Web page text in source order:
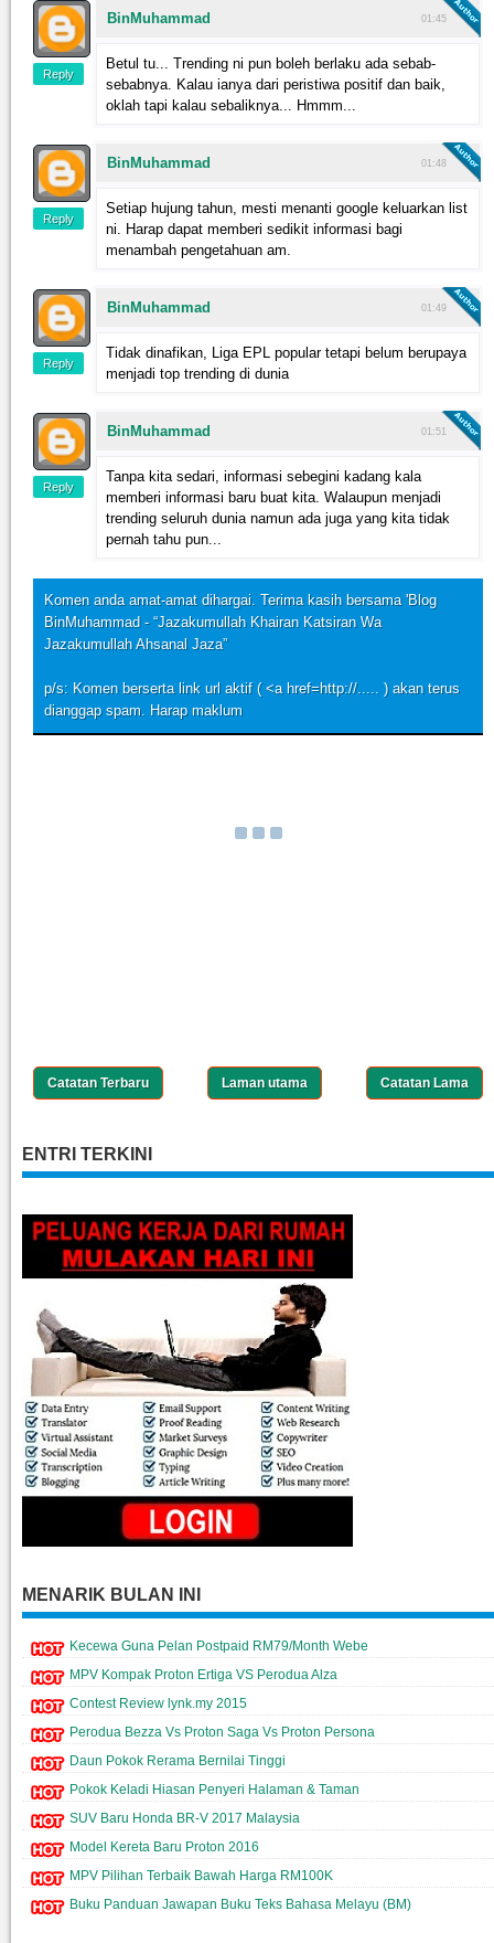
Reply
BinMuhammad 01:45
Betul tu... Trending ni pun boleh berlaku ada sebab-
sebabnya. Kalau ianya dari peristiwa positif dan baik,
oklah tapi kalau sebaliknya... Hmmm...
Reply
BinMuhammad 01:48
Setiap hujung tahun, mesti menanti google keluarkan list
ni. Harap dapat memberi sedikit informasi bagi
menambah pengetahuan am.
Reply
BinMuhammad 01:49
Tidak dinafikan, Liga EPL popular tetapi belum berupaya
menjadi top trending di dunia
Reply
BinMuhammad 01:51
Tanpa kita sedari, informasi sebegini kadang kala
memberi informasi baru buat kita. Walaupun menjadi
trending seluruh dunia namun ada juga yang kita tidak
pernah tahu pun...
Komen anda amat-amat dihargai. Terima kasih bersama 'Blog
BinMuhammad - “Jazakumullah Khairan Katsiran Wa
Jazakumullah Ahsanal Jaza”
p/s: Komen berserta link url aktif ( <a href=http://..... ) akan terus
dianggap spam. Harap maklum
Catatan Terbaru Catatan Lama
Laman utama
ENTRI TERKINI
MENARIK BULAN INI
Kecewa Guna Pelan Postpaid RM79/Month Webe
MPV Kompak Proton Ertiga VS Perodua Alza
Contest Review lynk.my 2015
Perodua Bezza Vs Proton Saga Vs Proton Persona
Daun Pokok Rerama Bernilai Tinggi
Pokok Keladi Hiasan Penyeri Halaman & Taman
SUV Baru Honda BR-V 2017 Malaysia
Model Kereta Baru Proton 2016
MPV Pilihan Terbaik Bawah Harga RM100K
Buku Panduan Jawapan Buku Teks Bahasa Melayu (BM)